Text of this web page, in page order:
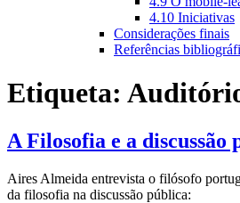
4.10 Iniciativas
Considerações finais
Referências
Etiqueta:
A Filosofia e a discussão
Aires Almeida entrevista o filósofo
da filosofia na discussão pública: